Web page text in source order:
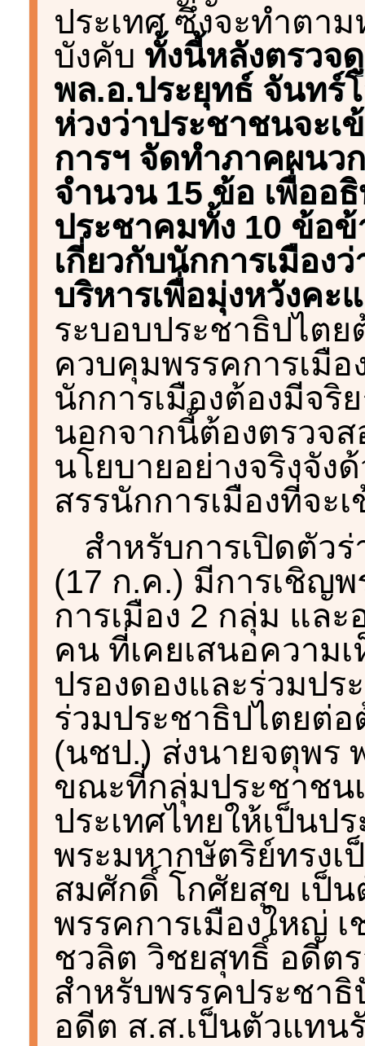
ประเทศ ซึ่งจะทำตา
บังคับ ทั้งนี้หลังตรวจ
พล.อ.ประยุทธ์ จันทร์
ห่วงว่าประชาชนจะเ
การฯ จัดทำภาคผน
จำนวน 15 ข้อ เพื่ออ
ประชาคมทั้ง 10 ข้อข้
เกี่ยวกับนักการเมือง
บริหารเพื่อมุ่งหวังคะ
ระบอบประชาธิปไต
ควบคุมพรรคการเมื
นักการเมืองต้องมีจริ
นอกจากนี้ต้องตรวจส
นโยบายอย่างจริงจัง
สรรนักการเมืองที่จะ
สำหรับการเปิดตัว
(17 ก.ค.) มีการเชิญ
การเมือง 2 กลุ่ม แล
คน ที่เคยเสนอความ
ปรองดองและร่วมป
ร่วมประชาธิปไตยต่
(นชป.) ส่งนายจตุพร
ขณะที่กลุ่มประชาชน
ประเทศไทยให้เป็น
พระมหากษัตริย์ทรงเ
สมศักดิ์ โกศัยสุข เป็
พรรคการเมืองใหญ่
ชวลิต วิชยสุทธิ์ อดีตร
สำหรับพรรคประชา
อดีต ส.ส.เป็นตัวแทน